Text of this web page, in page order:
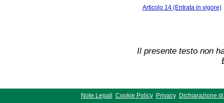
Articolo 14 (Entrata in vigore)
Il presente testo non
Note Legali Cookie Policy Privacy
Dichiarazione